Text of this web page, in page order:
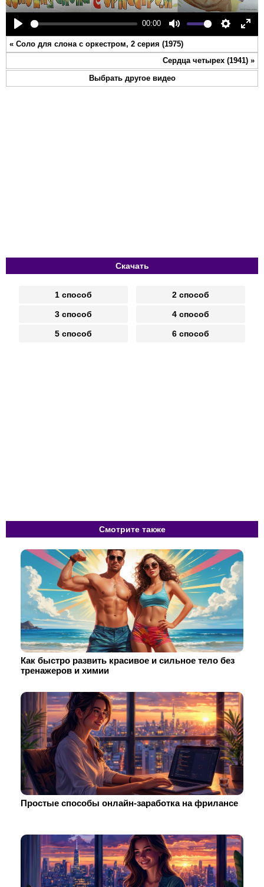
Play
00:00
Mute Settings
« Соло для слона с оркестром, 2 серия (1975)
Сердца четырех (1941) »
Выбрать другое видео
Скачать
1 способ 2 способ
3 способ 4 способ
5 способ 6 способ
Смотрите также
Как быстро развить красивое и сильное тело без
тренажеров и химии
Простые способы онлайн-заработка на фрилансе